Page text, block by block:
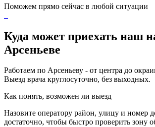
Поможем прямо сейчас в любой ситуации
Куда может приехать наш
Арсеньеве
Работаем по Арсеньеву - от центра до
Выезд врача круглосуточно, без выходных.
Как понять, возможен ли выезд
Назовите оператору район, улицу и номер
достаточно, чтобы быстро проверить зону